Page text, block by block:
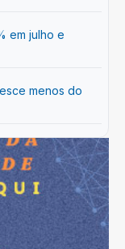
em julho e
menos do